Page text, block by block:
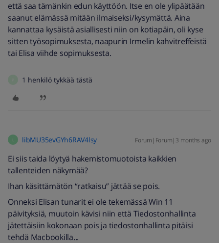
että saa tämänkin edun käyttöön. Itse en ole ylipäätään
saanut elämässä mitään ilmaiseksi/kysymättä. Aina
kannattaa kysäistä asiallisesti niin on kotiapäin, oli kyse
sitten työsopimuksesta, naapurin Irmelin kahvitreffeistä
tai Elisa viihde sopimuksesta.
1 henkilö tykkää tästä
L libMU35evGYh6RAV4lsy Forum|Forum|3 months ago
Ei siis taida löytyä hakemistomuotoista kaikkien
tallenteiden näkymää?
Ihan käsittämätön “ratkaisu” jättää se pois.
Onneksi Elisan tunarit ei ole tekemässä Win 11
päivityksiä, muutoin kävisi niin että Tiedostonhallinta
jätettäisiin kokonaan pois ja tiedostonhallinta pitäisi
tehdä Macbookilla...